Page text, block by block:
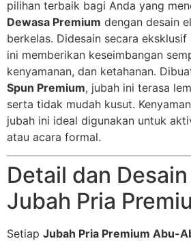
pilihan terbaik bagi Anda yang
Dewasa Premium dengan desain
berkelas. Didesain secara eksklusif
ini memberikan keseimbangan
kenyamanan, dan ketahanan.
Spun Premium, jubah ini terasa
serta tidak mudah kusut.
jubah ini ideal digunakan untuk
atau acara formal.
Detail dan
Jubah Pria
Setiap Jubah Pria Premium Abu-